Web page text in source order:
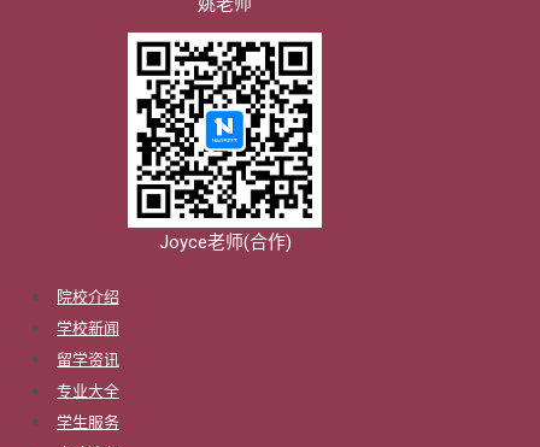
Joyce老师(合作)
院校介绍
学校新闻
留学资讯
专业大全
学生服务